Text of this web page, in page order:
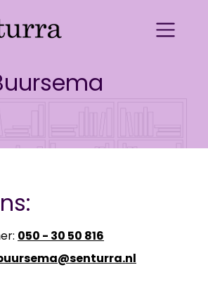
050 - 30 50 816